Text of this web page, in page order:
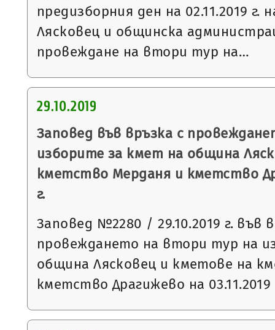
предизборния ден на 02.11.2019
Лясковец и общинска
провеждане на втори тур на…
29.10.2019
Заповед във връзка с
изборите за кмет на община
кметство Мерданя и кметство
г.
Заповед №2280 / 29.10.2019 г. във
провеждането на втори тур на
община Лясковец и кметове на
кметство Драгижево на 03.11.2019